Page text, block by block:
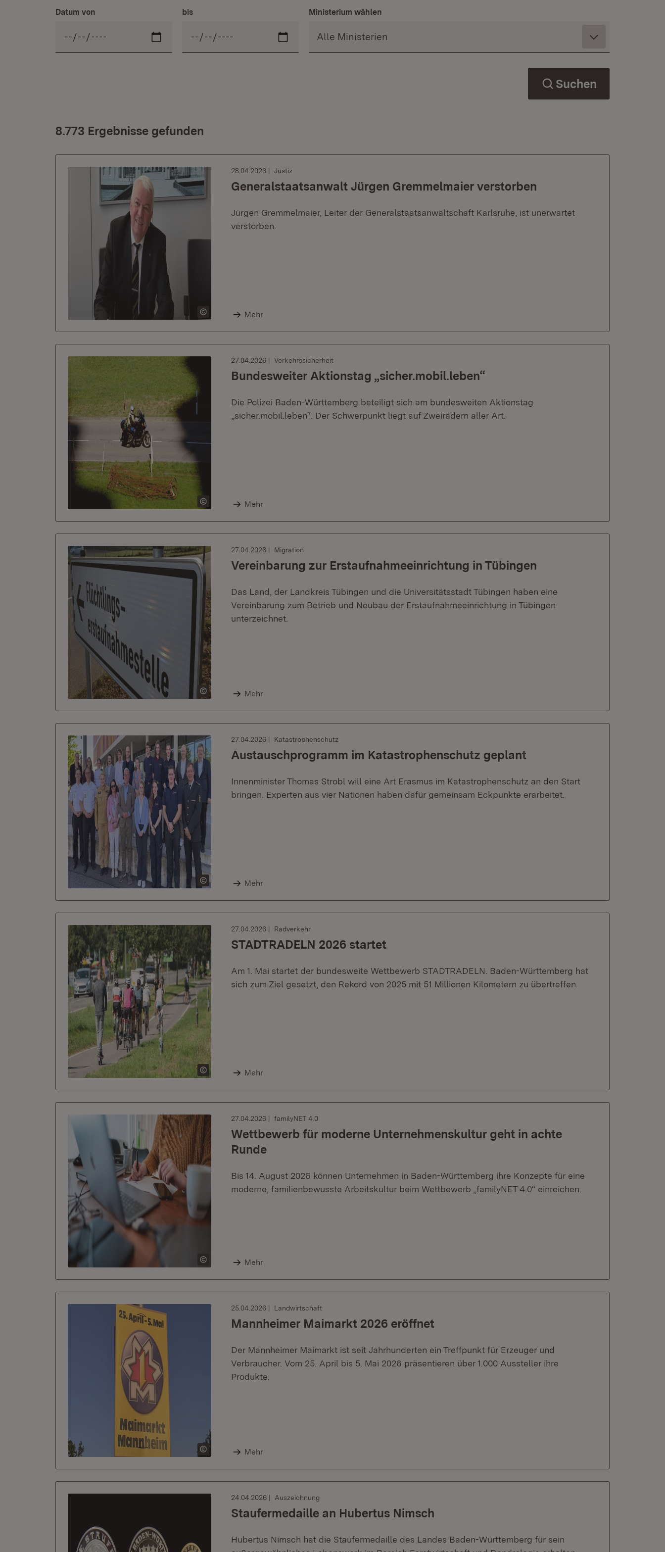
Datum von bis Ministerium wählen
Suchen
8.773 Ergebnisse gefunden
28.04.2026 Justiz
Generalstaatsanwalt Jürgen Gremmelmaier verstorben
Jürgen Gremmelmaier, Leiter der Generalstaatsanwaltschaft Karlsruhe, ist unerwartet
verstorben.
Mehr
27.04.2026 Verkehrssicherheit
Bundesweiter Aktionstag „sicher.mobil.leben“
Die Polizei Baden-Württemberg beteiligt sich am bundesweiten Aktionstag
„sicher.mobil.leben“. Der Schwerpunkt liegt auf Zweirädern aller Art.
Mehr
27.04.2026 Migration
Vereinbarung zur Erstaufnahmeeinrichtung in Tübingen
Das Land, der Landkreis Tübingen und die Universitätsstadt Tübingen haben eine
Vereinbarung zum Betrieb und Neubau der Erstaufnahmeeinrichtung in Tübingen
unterzeichnet.
Mehr
27.04.2026 Katastrophenschutz
Austauschprogramm im Katastrophenschutz geplant
Innenminister Thomas Strobl will eine Art Erasmus im Katastrophenschutz an den Start
bringen. Experten aus vier Nationen haben dafür gemeinsam Eckpunkte erarbeitet.
Mehr
27.04.2026 Radverkehr
STADTRADELN 2026 startet
Am 1. Mai startet der bundesweite Wettbewerb STADTRADELN. Baden-Württemberg hat
sich zum Ziel gesetzt, den Rekord von 2025 mit 51 Millionen Kilometern zu übertreffen.
Mehr
27.04.2026 familyNET 4.0
Wettbewerb für moderne Unternehmenskultur geht in achte
Runde
Bis 14. August 2026 können Unternehmen in Baden-Württemberg ihre Konzepte für eine
moderne, familienbewusste Arbeitskultur beim Wettbewerb „familyNET 4.0“ einreichen.
Mehr
25.04.2026 Landwirtschaft
Mannheimer Maimarkt 2026 eröffnet
Der Mannheimer Maimarkt ist seit Jahrhunderten ein Treffpunkt für Erzeuger und
Verbraucher. Vom 25. April bis 5. Mai 2026 präsentieren über 1.000 Aussteller ihre
Produkte.
Mehr
24.04.2026 Auszeichnung
Staufermedaille an Hubertus Nimsch
Hubertus Nimsch hat die Staufermedaille des Landes Baden-Württemberg für sein